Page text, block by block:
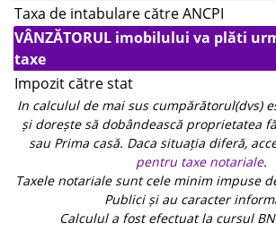
Taxa de intabulare către ANCPI
VÂNZĂTORUL imobilului va plăti
taxe
Impozit către stat
In calculul de mai sus cumpărătorul(dvs)
și dorește să dobândească proprietatea
sau Prima casă. Daca situația diferă,
pentru taxe notariale.
Taxele notariale sunt cele minim impuse
Publici și au caracter
Calculul a fost efectuat la cursul